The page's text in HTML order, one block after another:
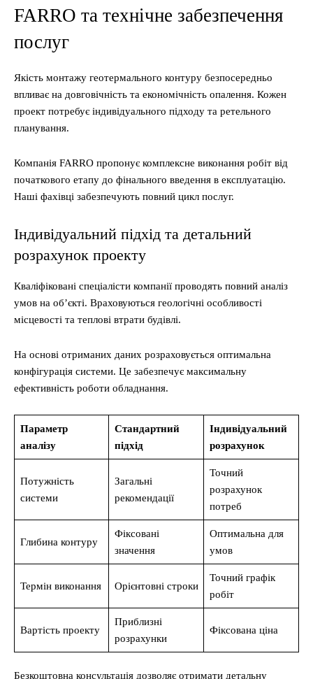
FARRO та технічне забезпечення
послуг
Якість монтажу геотермального контуру безпосередньо
впливає на довговічність та економічність опалення. Кожен
проект потребує індивідуального підходу та ретельного
планування.
Компанія FARRO пропонує комплексне виконання робіт від
початкового етапу до фінального введення в експлуатацію.
Наші фахівці забезпечують повний цикл послуг.
Індивідуальний підхід та детальний
розрахунок проекту
Кваліфіковані спеціалісти компанії проводять повний аналіз
умов на об’єкті. Враховуються геологічні особливості
місцевості та теплові втрати будівлі.
На основі отриманих даних розраховується оптимальна
конфігурація системи. Це забезпечує максимальну
ефективність роботи обладнання.
Параметр
аналізу
Стандартний
підхід
Індивідуальний
розрахунок
Потужність
системи
Загальні
рекомендації
Точний
розрахунок
потреб
Глибина контуру
Фіксовані
значення
Оптимальна для
умов
Термін виконання Орієнтовні строки
Точний графік
робіт
Вартість проекту
Приблизні
розрахунки
Фіксована ціна
Безкоштовна консультація дозволяє отримати детальну